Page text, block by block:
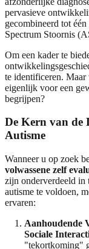
pervasieve
gecombineerd tot
Spectrum Stoornis
Om een kader te
te identificeren. Maar
eigenlijk voor een
begrijpen?
De Kern van de
Autisme
Wanneer u op zoek
volwassene zelf
zijn onderverdeeld in
autisme te voldoen,
ervaren:
Aanhoudende
Sociale
"tekortkoming"